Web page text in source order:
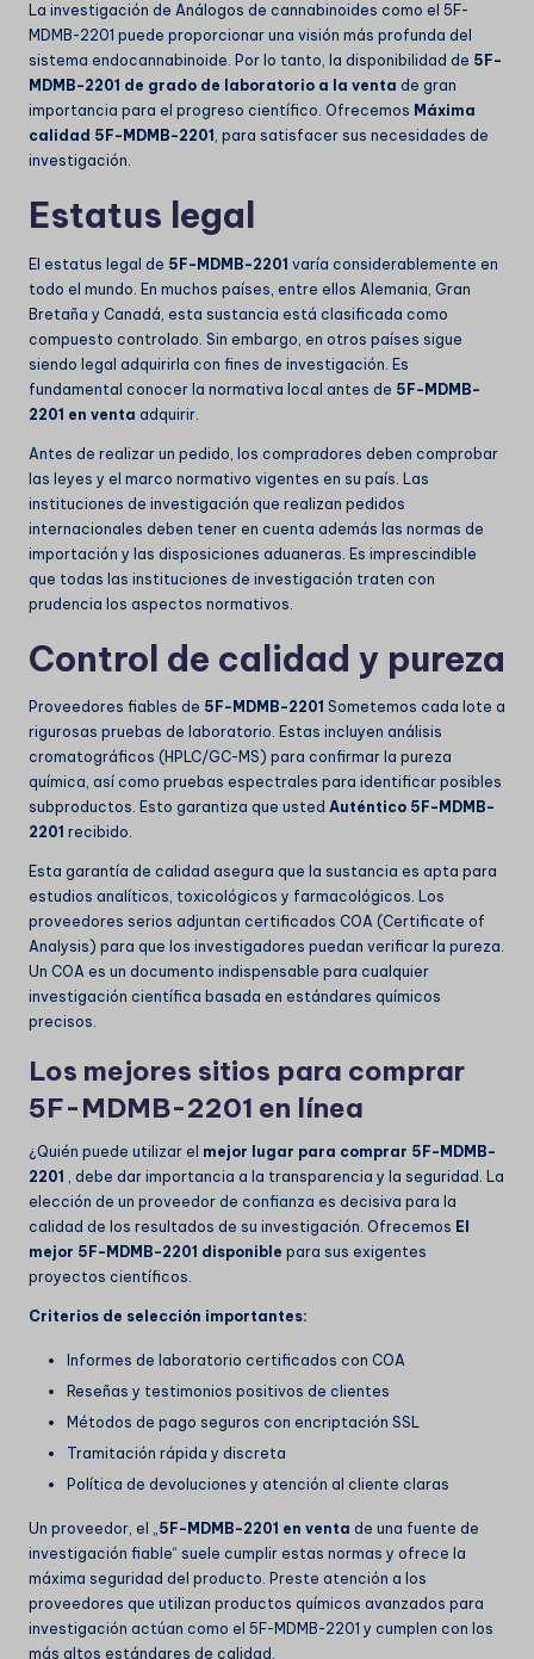
La investigación de Análogos de cannabinoides como el 5F-
MDMB-2201 puede proporcionar una visión más profunda del
sistema endocannabinoide. Por lo tanto, la disponibilidad de 5F-
MDMB-2201 de grado de laboratorio a la venta de gran
importancia para el progreso científico. Ofrecemos Máxima
calidad 5F-MDMB-2201 , para satisfacer sus necesidades de
investigación.
Estatus legal
El estatus legal de 5F-MDMB-2201 varía considerablemente en
todo el mundo. En muchos países, entre ellos Alemania, Gran
Bretaña y Canadá, esta sustancia está clasificada como
compuesto controlado. Sin embargo, en otros países sigue
siendo legal adquirirla con fines de investigación. Es
fundamental conocer la normativa local antes de 5F-MDMB-
2201 en venta adquirir.
Antes de realizar un pedido, los compradores deben comprobar
las leyes y el marco normativo vigentes en su país. Las
instituciones de investigación que realizan pedidos
internacionales deben tener en cuenta además las normas de
importación y las disposiciones aduaneras. Es imprescindible
que todas las instituciones de investigación traten con
prudencia los aspectos normativos.
Control de calidad y pureza
Proveedores fiables de 5F-MDMB-2201 Sometemos cada lote a
rigurosas pruebas de laboratorio. Estas incluyen análisis
cromatográficos (HPLC/GC-MS) para confirmar la pureza
química, así como pruebas espectrales para identificar posibles
subproductos. Esto garantiza que usted Auténtico 5F-MDMB-
2201 recibido.
Esta garantía de calidad asegura que la sustancia es apta para
estudios analíticos, toxicológicos y farmacológicos. Los
proveedores serios adjuntan certificados COA (Certificate of
Analysis) para que los investigadores puedan verificar la pureza.
Un COA es un documento indispensable para cualquier
investigación científica basada en estándares químicos
precisos.
Los mejores sitios para comprar
5F-MDMB-2201 en línea
¿Quién puede utilizar el mejor lugar para comprar 5F-MDMB-
2201 , debe dar importancia a la transparencia y la seguridad. La
elección de un proveedor de confianza es decisiva para la
calidad de los resultados de su investigación. Ofrecemos El
mejor 5F-MDMB-2201 disponible para sus exigentes
proyectos científicos.
Criterios de selección importantes:
Informes de laboratorio certificados con COA
Reseñas y testimonios positivos de clientes
Métodos de pago seguros con encriptación SSL
Tramitación rápida y discreta
Política de devoluciones y atención al cliente claras
Un proveedor, el „5F-MDMB-2201 en venta de una fuente de
investigación fiable“ suele cumplir estas normas y ofrece la
máxima seguridad del producto. Preste atención a los
proveedores que utilizan productos químicos avanzados para
investigación actúan como el 5F-MDMB-2201 y cumplen con los
más altos estándares de calidad.